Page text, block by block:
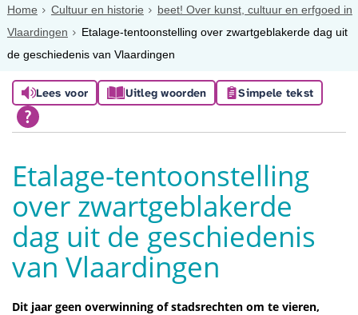
Home Cultuur en historie
beet! Over kunst, cultuur en erfgoed in
Vlaardingen
Etalage-tentoonstelling over zwartgeblakerde dag uit
de geschiedenis van Vlaardingen
Lees voor Uitleg woorden Simpele tekst
Etalage-tentoonstelling
over zwartgeblakerde
dag uit de geschiedenis
van Vlaardingen
Dit jaar geen overwinning of stadsrechten om te vieren,